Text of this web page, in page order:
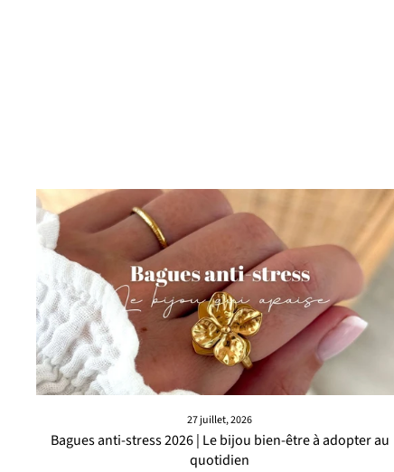
27 juillet, 2026
Bagues anti-stress 2026 | Le bijou bien-être à adopter au
quotidien